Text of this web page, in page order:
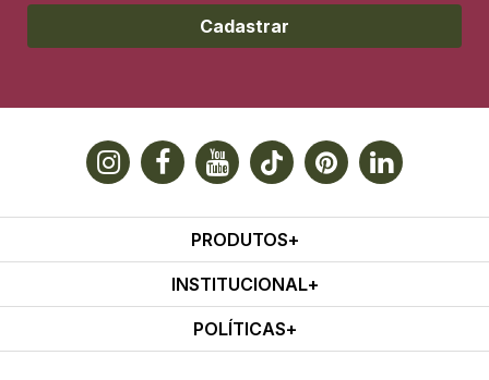
Cadastrar
PRODUTOS
INSTITUCIONAL
POLÍTICAS